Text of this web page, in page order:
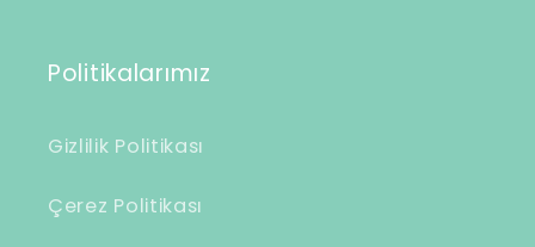
Politikalarımız
Gizlilik Politikası
Çerez Politikası